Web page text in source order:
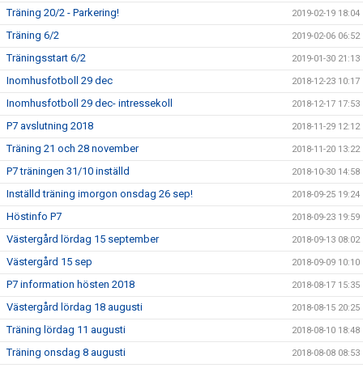
Träning 20/2 - Parkering! 2019-02-19 18:04
Träning 6/2 2019-02-06 06:52
Träningsstart 6/2 2019-01-30 21:13
Inomhusfotboll 29 dec 2018-12-23 10:17
Inomhusfotboll 29 dec- intressekoll 2018-12-17 17:53
P7 avslutning 2018 2018-11-29 12:12
Träning 21 och 28 november 2018-11-20 13:22
P7 träningen 31/10 inställd 2018-10-30 14:58
Inställd träning imorgon onsdag 26 sep! 2018-09-25 19:24
Höstinfo P7 2018-09-23 19:59
Västergård lördag 15 september 2018-09-13 08:02
Västergård 15 sep 2018-09-09 10:10
P7 information hösten 2018 2018-08-17 15:35
Västergård lördag 18 augusti 2018-08-15 20:25
Träning lördag 11 augusti 2018-08-10 18:48
Träning onsdag 8 augusti 2018-08-08 08:53